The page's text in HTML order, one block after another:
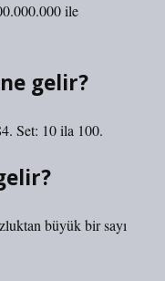
ile
gelir?
Set: 10 ila 100.
büyük bir sayı